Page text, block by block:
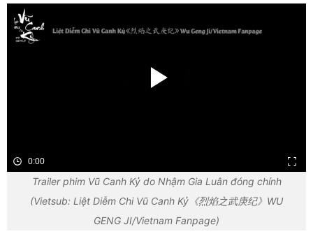
0:00
Trailer phim Vũ Canh Kỷ do Nhậm Gia Luân đóng chính
(Vietsub: Liệt Diễm Chi Vũ Canh Kỷ《烈焰之武庚纪》WU
GENG JI/Vietnam Fanpage)